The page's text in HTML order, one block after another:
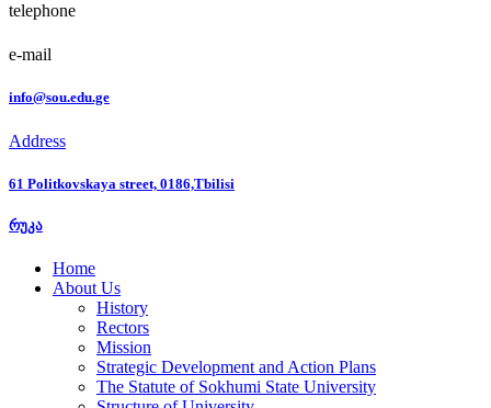
telephone
e-mail
info@sou.edu.ge
Address
61 Politkovskaya street, 0186,Tbilisi
რუკა
Home
About Us
History
Rectors
Mission
Strategic Development and Action Plans
The Statute of Sokhumi State University